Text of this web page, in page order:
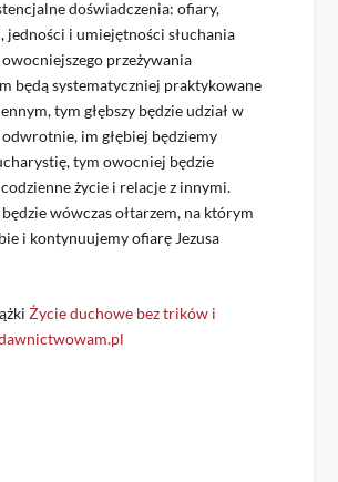
doświadczenia: ofiary,
jedności i umiejętności słuchania
przeżywania
będą systematyczniej praktykowane
tym głębszy będzie udział w
im głębiej będziemy
tym owocniej będzie
codzienne życie i relacje z innymi.
wówczas ołtarzem, na którym
i kontynuujemy ofiarę Jezusa
Życie duchowe bez trików i